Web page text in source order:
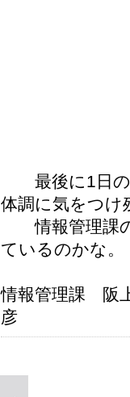
最後に1日の
体調に気をつけ
情報管理課の
ているのかな。
情報管理課 阪